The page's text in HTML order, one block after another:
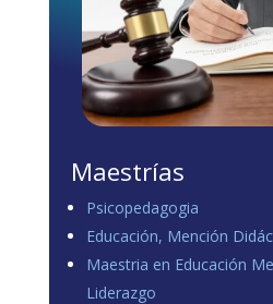
Maestrías
Psicopedagogia
Educación, Mención
Maestria en Educación
Liderazgo